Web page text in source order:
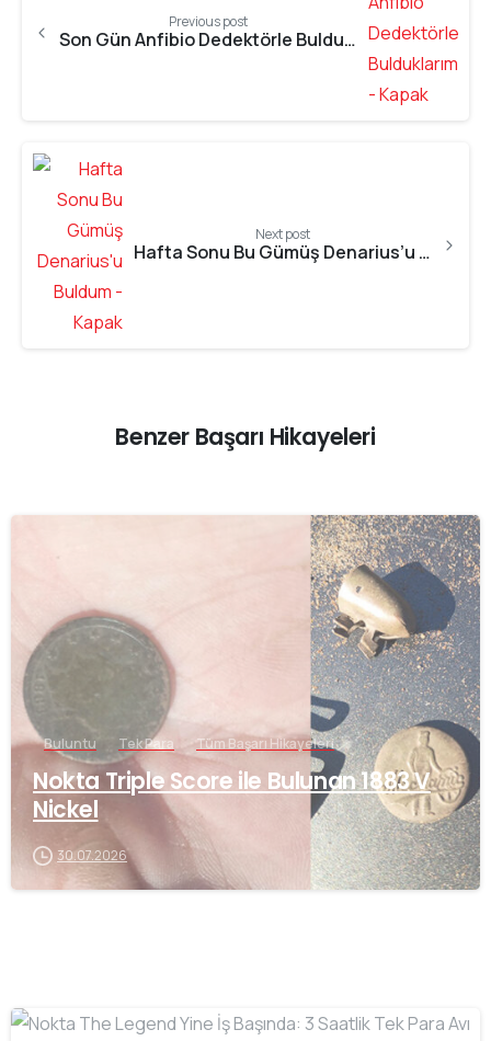
Previous post
Son Gün Anfibio Dedektörle Bulduklarım
Next post
Hafta Sonu Bu Gümüş Denarius’u Buldum
Benzer Başarı Hikayeleri
-
Buluntu Tek Para Tüm Başarı Hikayeleri
Nokta Triple Score ile Bulunan 1883 V
Nickel
30.07.2026